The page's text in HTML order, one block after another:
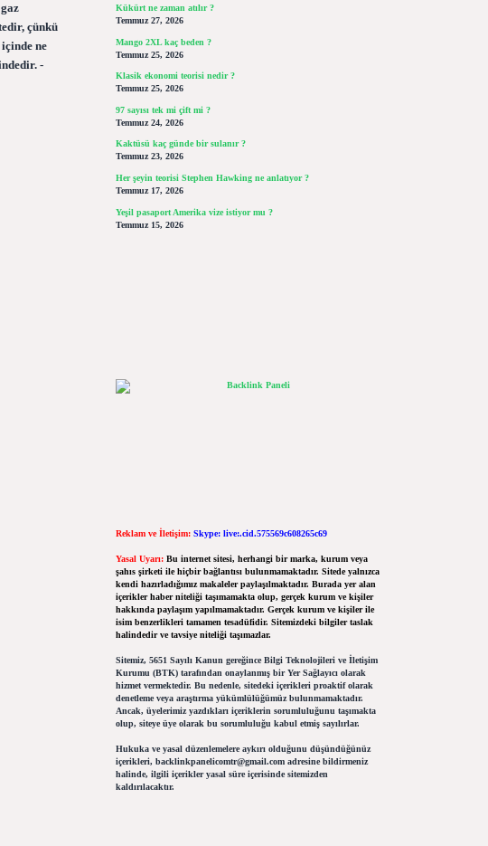
çünkü
ne
-
Kükürt ne zaman atılır ?
Temmuz 27, 2026
Mango 2XL kaç beden ?
Temmuz 25, 2026
Klasik ekonomi teorisi nedir ?
Temmuz 25, 2026
97 sayısı tek mi çift mi ?
Temmuz 24, 2026
Kaktüsü kaç günde bir sulanır ?
Temmuz 23, 2026
Her şeyin teorisi Stephen Hawking ne anlatıyor ?
Temmuz 17, 2026
Yeşil pasaport Amerika vize istiyor mu ?
Temmuz 15, 2026
Reklam ve İletişim: Skype: live:.cid.575569c608265c69
Yasal Uyarı: Bu internet sitesi, herhangi bir marka, kurum veya
şahıs şirketi ile hiçbir bağlantısı bulunmamaktadır. Sitede yalnızca
kendi hazırladığımız makaleler paylaşılmaktadır. Burada yer alan
içerikler haber niteliği taşımamakta olup, gerçek kurum ve kişiler
hakkında paylaşım yapılmamaktadır. Gerçek kurum ve kişiler ile
isim benzerlikleri tamamen tesadüfidir. Sitemizdeki bilgiler taslak
halindedir ve tavsiye niteliği taşımazlar.
Sitemiz, 5651 Sayılı Kanun gereğince Bilgi Teknolojileri ve İletişim
Kurumu (BTK) tarafından onaylanmış bir Yer Sağlayıcı olarak
hizmet vermektedir. Bu nedenle, sitedeki içerikleri proaktif olarak
denetleme veya araştırma yükümlülüğümüz bulunmamaktadır.
Ancak, üyelerimiz yazdıkları içeriklerin sorumluluğunu taşımakta
olup, siteye üye olarak bu sorumluluğu kabul etmiş sayılırlar.
Hukuka ve yasal düzenlemelere aykırı olduğunu düşündüğünüz
içerikleri, backlinkpanelicomtr@gmail.comadresine bildirmeniz
halinde, ilgili içerikler yasal süre içerisinde sitemizden
kaldırılacaktır.